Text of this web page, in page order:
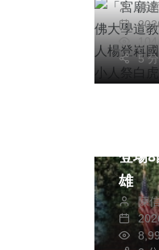
楊登
蟄」
高
5
登場
雄
陳